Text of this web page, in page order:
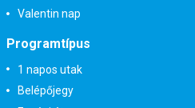
Valentin nap
Programtípus
1 napos utak
Belépőjegy